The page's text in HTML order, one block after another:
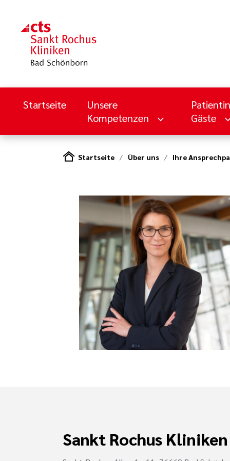
Startseite
Unsere
Kompetenzen
Gäste
Startseite Über uns Ihre
Sankt Rochus Kliniken